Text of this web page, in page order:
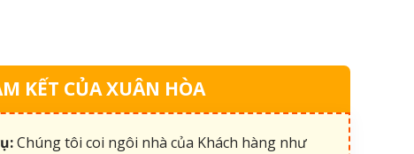
KẾT CỦA XUÂN HÒA
Chúng tôi coi ngôi nhà của Khách hàng như